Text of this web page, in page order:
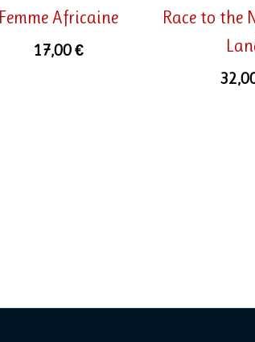
Femme Africaine
17,00€
Race to the